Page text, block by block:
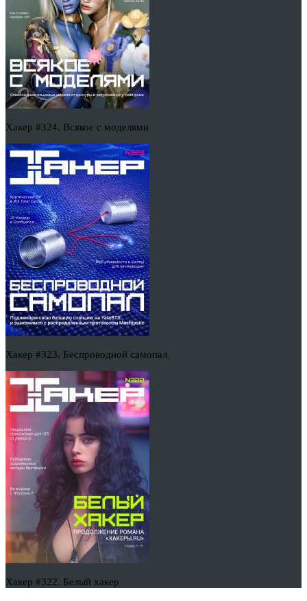
Хакер #324. Всякое с моделями
Хакер #323. Беспроводной самопал
Хакер #322. Белый хакер